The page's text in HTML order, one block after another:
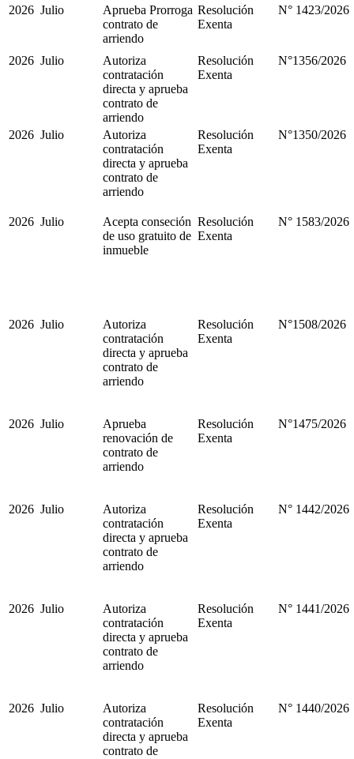
2026 Julio
Aprueba Prorroga
contrato de
arriendo
Resolución
Exenta
N° 1423/2026
2026 Julio
Autoriza
contratación
directa y aprueba
contrato de
arriendo
Resolución
Exenta
N°1356/2026
2026 Julio
Autoriza
contratación
directa y aprueba
contrato de
arriendo
Resolución
Exenta
N°1350/2026
2026 Julio
Acepta conseción
de uso gratuito de
inmueble
Resolución
Exenta
N° 1583/2026
2026 Julio
Autoriza
contratación
directa y aprueba
contrato de
arriendo
Resolución
Exenta
N°1508/2026
2026 Julio
Aprueba
renovación de
contrato de
arriendo
Resolución
Exenta
N°1475/2026
2026 Julio
Autoriza
contratación
directa y aprueba
contrato de
arriendo
Resolución
Exenta
N° 1442/2026
2026 Julio
Autoriza
contratación
directa y aprueba
contrato de
arriendo
Resolución
Exenta
N° 1441/2026
2026 Julio
Autoriza
contratación
directa y aprueba
contrato de
Resolución
Exenta
N° 1440/2026